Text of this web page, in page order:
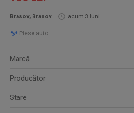
Brasov, Brasov acum 3 luni
Piese auto
Marcă
Producător
Stare